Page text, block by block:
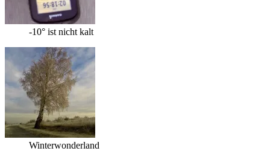
-10° ist nicht kalt
Winterwonderland